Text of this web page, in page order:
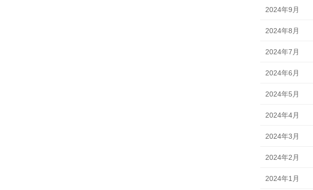
2024年9月
2024年8月
2024年7月
2024年6月
2024年5月
2024年4月
2024年3月
2024年2月
2024年1月